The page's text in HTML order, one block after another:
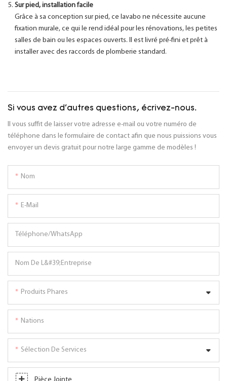
Sur pied, installation facile
Grâce à sa conception sur pied, ce lavabo ne nécessite aucune
fixation murale, ce qui le rend idéal pour les rénovations, les petites
salles de bain ou les espaces ouverts. Il est livré pré-fini et prêt à
installer avec des raccords de plomberie standard.
Si vous avez d'autres questions, écrivez-nous.
Il vous suffit de laisser votre adresse e-mail ou votre numéro de
téléphone dans le formulaire de contact afin que nous puissions vous
envoyer un devis gratuit pour notre large gamme de modèles !
Nom
E-Mail
Téléphone/WhatsApp
Nom De L&#39;entreprise
Produits Phares
Nations
Sélection De Services